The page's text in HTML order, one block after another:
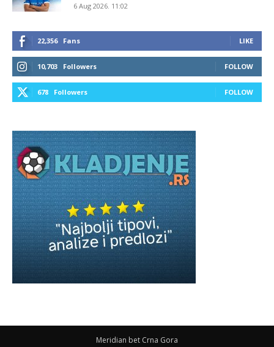
6 Aug 2026. 11:02
22,356 Fans LIKE
10,703 Followers FOLLOW
678 Followers FOLLOW
Meridian bet Crna Gora